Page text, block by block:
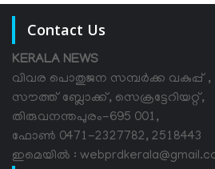
Contact Us
KERALA NEWS
വിവര പൊതുജന സമ്പര്‍ക്ക വകുപ്പ് ,
സൗത്ത് ബ്ലോക്ക്, സെക്രട്ടേറിയറ്റ്,
തിരുവനന്തപുരം-695 001,
ഫോൺ 0471-2327782, 2518443
ഇമെയിൽ :